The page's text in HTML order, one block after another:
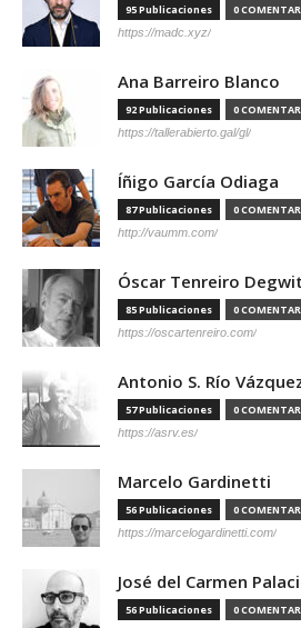
95 Publicaciones 0
https://madc.xyz/
Ana Barreiro Blanco
92 Publicaciones 0
https://tallerabierto.gal/gl/
Íñigo García Odiaga
87 Publicaciones 0
http://vaumm.com/
Óscar Tenreiro
85 Publicaciones 0
https://oscartenreiro.com/
Antonio S. Río
57 Publicaciones 0
https://asrv.es/
Marcelo Gardinetti
56 Publicaciones 0
https://marcelogardinetti.com/
José del Carmen
56 Publicaciones 0